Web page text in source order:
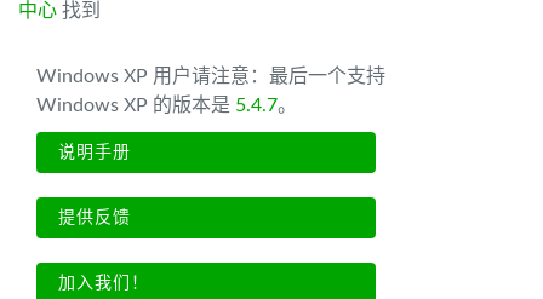
中心 找到
Windows XP 用户请注意：最后一个支持
Windows XP 的版本是 5.4.7。
说明手册
提供反馈
加入我们！